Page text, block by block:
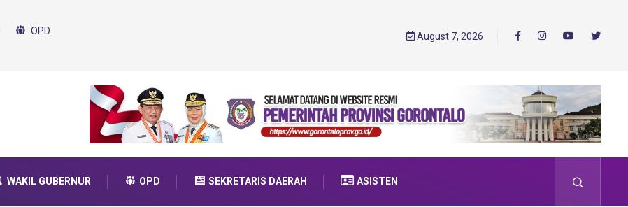
OPD August 7, 2026
WAKIL GUBERNUR OPD SEKRETARIS DAERAH ASISTEN